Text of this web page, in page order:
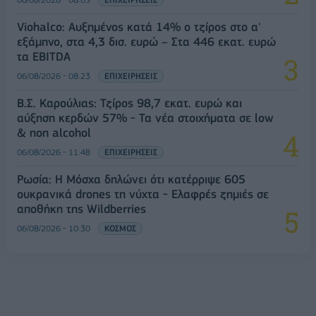
Viohalco: Αυξημένος κατά 14% ο τζίρος στο α'
εξάμηνο, στα 4,3 δισ. ευρώ – Στα 446 εκατ. ευρώ
τα EBITDA
06/08/2026 - 08:23 ΕΠΙΧΕΙΡΗΣΕΙΣ
Β.Σ. Καρούλιας: Τζίρος 98,7 εκατ. ευρώ και
αύξηση κερδών 57% - Τα νέα στοιχήματα σε low
& non alcohol
06/08/2026 - 11:48 ΕΠΙΧΕΙΡΗΣΕΙΣ
Ρωσία: Η Μόσχα δηλώνει ότι κατέρριψε 605
ουκρανικά drones τη νύχτα - Ελαφρές ζημιές σε
αποθήκη της Wildberries
06/08/2026 - 10:30 ΚΟΣΜΟΣ